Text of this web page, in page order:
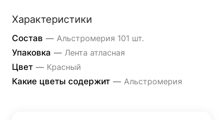
Характеристики
Состав — Альстромерия 101 шт.
Упаковка — Лента атласная
Цвет — Красный
Какие цветы содержит — Альстромерия